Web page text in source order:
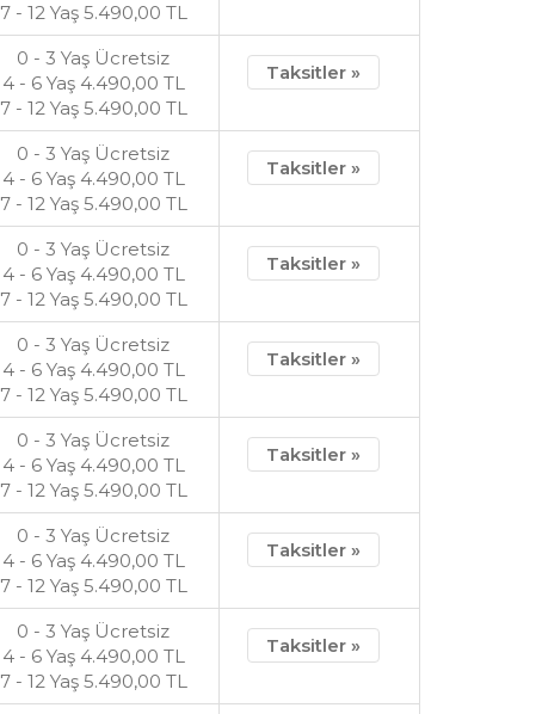
7 - 12 Yaş 5.490,00 TL
0 - 3 Yaş Ücretsiz
4 - 6 Yaş 4.490,00 TL
7 - 12 Yaş 5.490,00 TL
Taksitler »
0 - 3 Yaş Ücretsiz
4 - 6 Yaş 4.490,00 TL
7 - 12 Yaş 5.490,00 TL
Taksitler »
0 - 3 Yaş Ücretsiz
4 - 6 Yaş 4.490,00 TL
7 - 12 Yaş 5.490,00 TL
Taksitler »
0 - 3 Yaş Ücretsiz
4 - 6 Yaş 4.490,00 TL
7 - 12 Yaş 5.490,00 TL
Taksitler »
0 - 3 Yaş Ücretsiz
4 - 6 Yaş 4.490,00 TL
7 - 12 Yaş 5.490,00 TL
Taksitler »
0 - 3 Yaş Ücretsiz
4 - 6 Yaş 4.490,00 TL
7 - 12 Yaş 5.490,00 TL
Taksitler »
0 - 3 Yaş Ücretsiz
4 - 6 Yaş 4.490,00 TL
7 - 12 Yaş 5.490,00 TL
Taksitler »